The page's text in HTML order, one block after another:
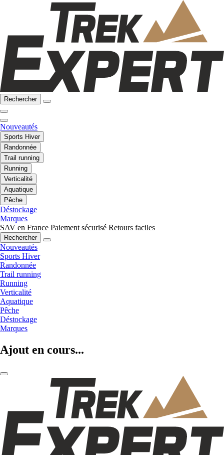
Rechercher
Nouveautés
Sports Hiver
Randonnée
Trail running
Running
Verticalité
Aquatique
Pêche
Déstockage
Marques
SAV en France Paiement sécurisé Retours faciles
Rechercher
Nouveautés
Sports Hiver
Randonnée
Trail running
Running
Verticalité
Aquatique
Pêche
Déstockage
Marques
Ajout en cours...